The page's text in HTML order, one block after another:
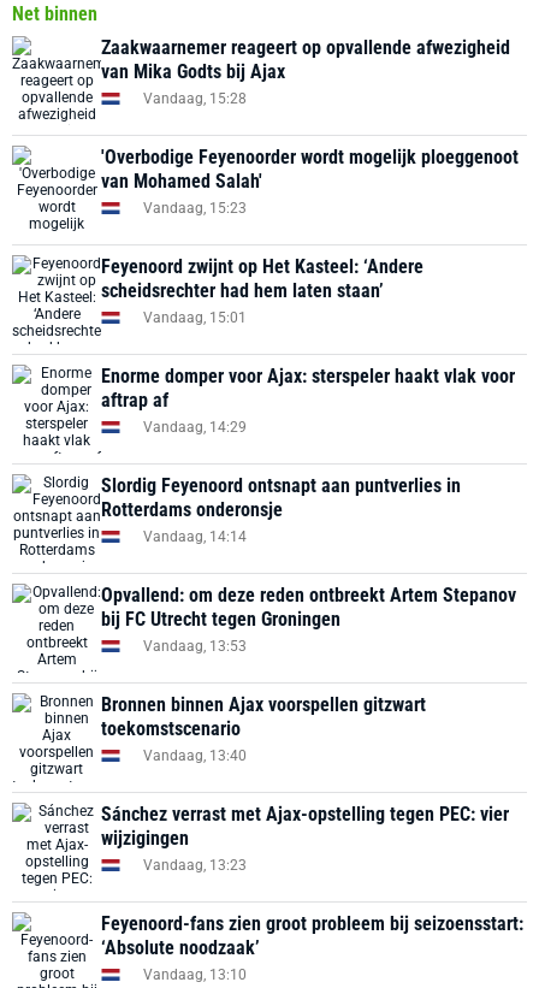
Net binnen
Zaakwaarnemer reageert op opvallende afwezigheid
van Mika Godts bij Ajax
Vandaag, 15:28
'Overbodige Feyenoorder wordt mogelijk ploeggenoot
van Mohamed Salah'
Vandaag, 15:23
Feyenoord zwijnt op Het Kasteel: ‘Andere
scheidsrechter had hem laten staan’
Vandaag, 15:01
Enorme domper voor Ajax: sterspeler haakt vlak voor
aftrap af
Vandaag, 14:29
Slordig Feyenoord ontsnapt aan puntverlies in
Rotterdams onderonsje
Vandaag, 14:14
Opvallend: om deze reden ontbreekt Artem Stepanov
bij FC Utrecht tegen Groningen
Vandaag, 13:53
Bronnen binnen Ajax voorspellen gitzwart
toekomstscenario
Vandaag, 13:40
Sánchez verrast met Ajax-opstelling tegen PEC: vier
wijzigingen
Vandaag, 13:23
Feyenoord-fans zien groot probleem bij seizoensstart:
‘Absolute noodzaak’
Vandaag, 13:10